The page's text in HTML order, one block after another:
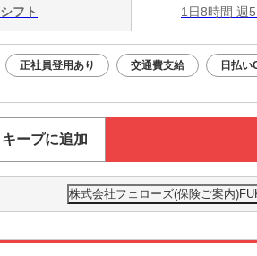
シフト 1日8時間 週
正社員登用あり 交通費支給 日払い
キープに追加
株式会社フェローズ(保険ご案内